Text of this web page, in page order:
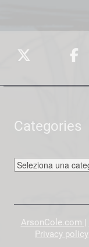
Categories
Categories
ArsonCole.com |
Privacy policy